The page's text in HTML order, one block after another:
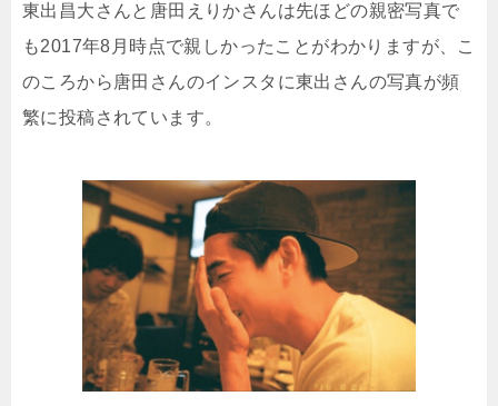
東出昌大さんと唐田えりかさんは先ほどの親密写真で
も2017年8月時点で親しかったことがわかりますが、こ
のころから唐田さんのインスタに東出さんの写真が頻
繁に投稿されています。